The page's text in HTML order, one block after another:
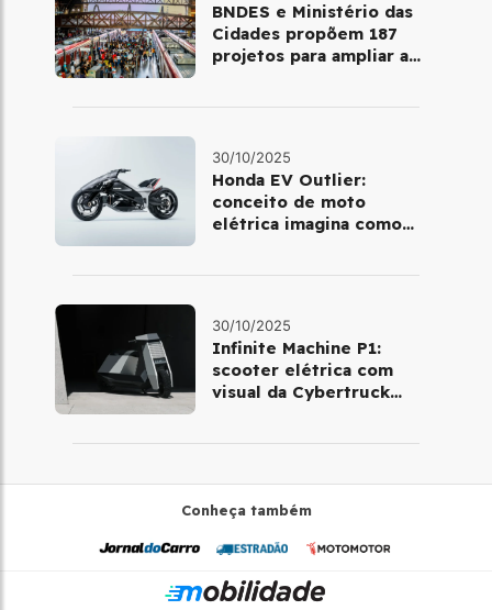
BNDES e Ministério das
Cidades propõem 187
projetos para ampliar a
30/10/2025
Honda EV Outlier:
conceito de moto
elétrica imagina como
30/10/2025
Infinite Machine P1:
scooter elétrica com
visual da Cybertruck
Conheça também